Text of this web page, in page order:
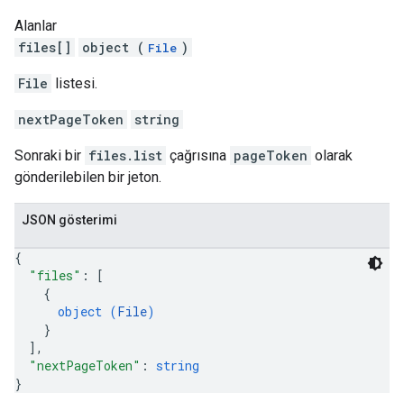
Alanlar
files[]
object ( File )
File listesi.
nextPageToken string
Sonraki bir files.list çağrısına pageToken olarak
gönderilebilen bir jeton.
JSON gösterimi
{
"files" :
[
{
object (File)
}
] ,
"nextPageToken" : string
}